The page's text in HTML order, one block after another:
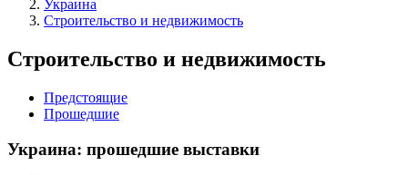
Украина
Строительство и недвижимость
Строительство и недвижимость
Предстоящие
Прошедшие
Украина: прошедшие выставки